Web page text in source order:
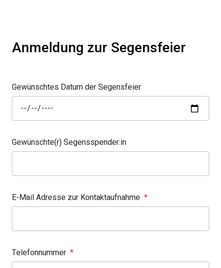
Anmeldung zur Segensfeier
Gewünschtes Datum der Segensfeier
Gewünschte(r) Segensspender:in
E-Mail Adresse zur Kontaktaufnahme *
Telefonnummer *